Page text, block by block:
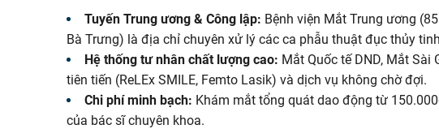
Tuyến Trung ương & Công lập: Bệnh viện Mắt Trung ương
Bà Trưng) là địa chỉ chuyên xử lý các ca phẫu thuật đục thủy
Hệ thống tư nhân chất lượng cao: Mắt Quốc tế DND, Mắt Sài
tiên tiến (ReLEx SMILE, Femto Lasik) và dịch vụ không chờ đợi.
Chi phí minh bạch: Khám mắt tổng quát dao động từ
của bác sĩ chuyên khoa.